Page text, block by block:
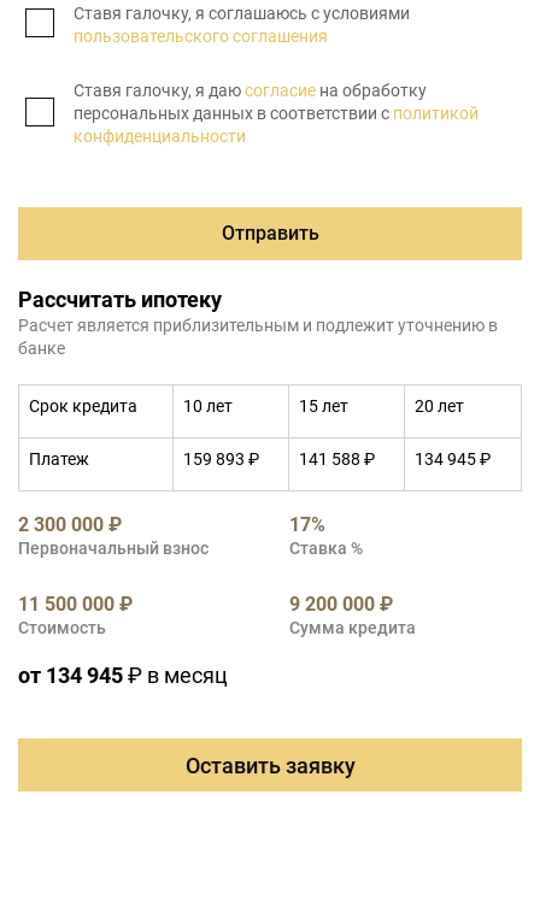
Ставя галочку, я соглашаюсь с условиями
пользовательского соглашения
Ставя галочку, я даюсогласие на обработку
персональных данных в соответствии с политикой
конфиденциальности
Отправить
Рассчитать ипотеку
Расчет является приблизительным и подлежит уточнению в
банке
Срок кредита 10 лет 15 лет 20 лет
Платеж 159 893 ₽ 141 588 ₽ 134 945 ₽
2 300 000 ₽
Первоначальный взнос
17%
Ставка %
11 500 000 ₽
Стоимость
9 200 000 ₽
Сумма кредита
от 134 945₽ в месяц
Оставить заявку